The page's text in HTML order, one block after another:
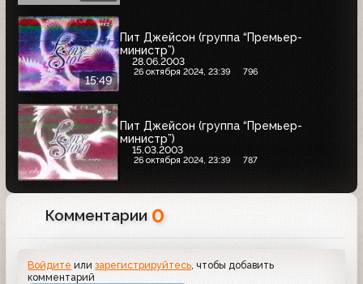
15:49
Пит Джейсон (группа “Премьер-
министр”)
28.06.2003
26 октября 2024, 23:39 796
Пит Джейсон (группа “Премьер-
министр”)
15.03.2003
26 октября 2024, 23:39 787
Комментарии 0
Войдите илизарегистрируйтесь , чтобы добавить
комментарий